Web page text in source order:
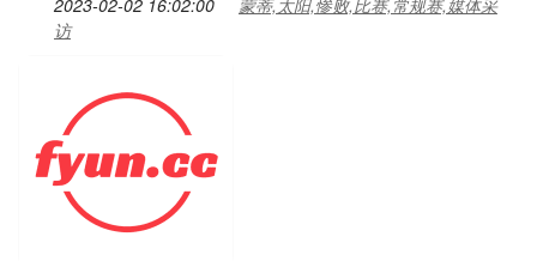
2023-02-02 16:02:00
蒙蒂,太阳,惨败,比赛,常规赛,媒体采
访